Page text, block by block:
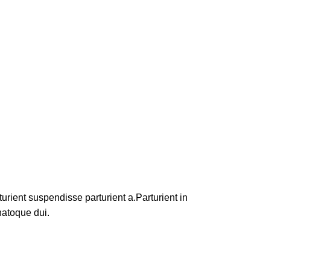
suspendisse parturient a.Parturient in
dui.